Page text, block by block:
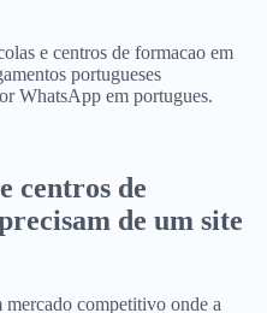
e centros de formacao em
portugueses
WhatsApp em portugues.
centros de
de um site
competitivo onde a